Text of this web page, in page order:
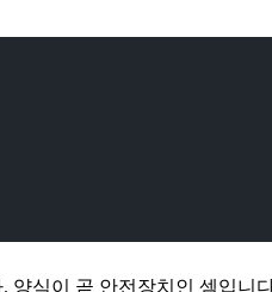
양식이 곧 안전장치인 셈입니